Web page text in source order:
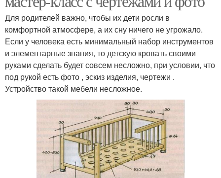
Для родителей важно, чтобы их дети росли в
комфортной атмосфере, а их сну ничего не угрожало.
Если у человека есть минимальный набор инструментов
и элементарные знания, то детскую кровать своими
руками сделать будет совсем несложно, при условии, что
под рукой есть фото , эскиз изделия, чертежи .
Устройство такой мебели несложное.